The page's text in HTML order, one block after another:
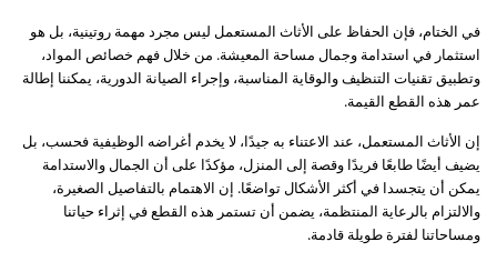
في الختام، فإن الحفاظ على الأثاث المستعمل ليس مجرد مهمة روتينية، بل هو
استثمار في استدامة وجمال مساحة المعيشة. من خلال فهم خصائص المواد،
وتطبيق تقنيات التنظيف والوقاية المناسبة، وإجراء الصيانة الدورية، يمكننا إطالة
عمر هذه القطع القيمة.
إن الأثاث المستعمل، عند الاعتناء به جيدًا، لا يخدم أغراضه الوظيفية فحسب، بل
يضيف أيضًا طابعًا فريدًا وقصة إلى المنزل، مؤكدًا على أن الجمال والاستدامة
يمكن أن يتجسدا في أكثر الأشكال تواضعًا. إن الاهتمام بالتفاصيل الصغيرة،
والالتزام بالرعاية المنتظمة، يضمن أن تستمر هذه القطع في إثراء حياتنا
ومساحاتنا لفترة طويلة قادمة.